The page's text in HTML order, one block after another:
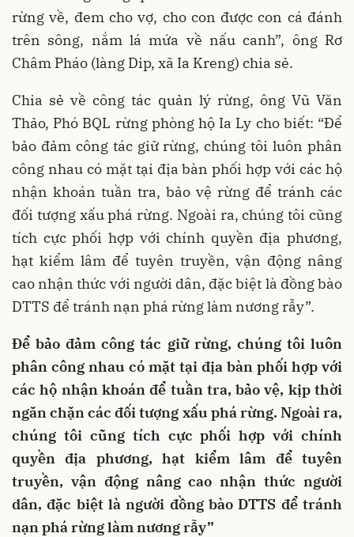
rừng về, đem cho vợ, cho con được con cá đánh
trên sông, nắm lá mứa về nấu canh”, ông Rơ
Châm Pháo (làng Dip, xã Ia Kreng) chia sẻ.
Chia sẻ về công tác quản lý rừng, ông Vũ Văn
Thảo, Phó BQL rừng phòng hộ Ia Ly cho biết: “Để
bảo đảm công tác giữ rừng, chúng tôi luôn phân
công nhau có mặt tại địa bàn phối hợp với các hộ
nhận khoán tuần tra, bảo vệ rừng để tránh các
đối tượng xấu phá rừng. Ngoài ra, chúng tôi cũng
tích cực phối hợp với chính quyền địa phương,
hạt kiểm lâm để tuyên truyền, vận động nâng
cao nhận thức với người dân, đặc biệt là đồng bào
DTTS để tránh nạn phá rừng làm nương rẫy”.
Để bảo đảm công tác giữ rừng, chúng tôi luôn
phân công nhau có mặt tại địa bàn phối hợp với
các hộ nhận khoán để tuần tra, bảo vệ, kịp thời
ngăn chặn các đối tượng xấu phá rừng. Ngoài ra,
chúng tôi cũng tích cực phối hợp với chính
quyền địa phương, hạt kiểm lâm để tuyên
truyền, vận động nâng cao nhận thức người
dân, đặc biệt là người đồng bào DTTS để tránh
nạn phá rừng làm nương rẫy”